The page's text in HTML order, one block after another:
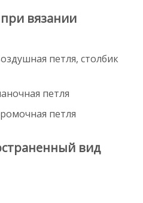
вязании
петля, столбик
петля
петля
вид